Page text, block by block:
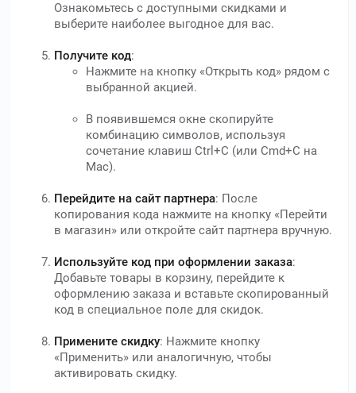
Ознакомьтесь с доступными скидками и
выберите наиболее выгодное для вас.
Получите код:
Нажмите на кнопку «Открыть код» рядом с
выбранной акцией.
В появившемся окне скопируйте
комбинацию символов, используя
сочетание клавиш Ctrl+C (или Cmd+C на
Mac).
Перейдите на сайт партнера: После
копирования кода нажмите на кнопку «Перейти
в магазин» или откройте сайт партнера вручную.
Используйте код при оформлении заказа:
Добавьте товары в корзину, перейдите к
оформлению заказа и вставьте скопированный
код в специальное поле для скидок.
Примените скидку: Нажмите кнопку
«Применить» или аналогичную, чтобы
активировать скидку.